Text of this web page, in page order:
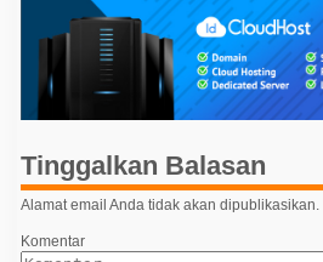
p
o
s
Tinggalkan Balasan
Alamat email Anda tidak akan dipublikasikan.
Komentar